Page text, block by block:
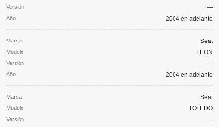
—
2004 en adelante
Seat
LEON
—
2004 en adelante
Seat
TOLEDO
—